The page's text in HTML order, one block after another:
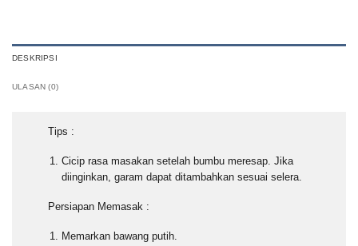
DESKRIPSI
ULASAN (0)
Tips :
Cicip rasa masakan setelah bumbu meresap. Jika
diinginkan, garam dapat ditambahkan sesuai selera.
Persiapan Memasak :
Memarkan bawang putih.